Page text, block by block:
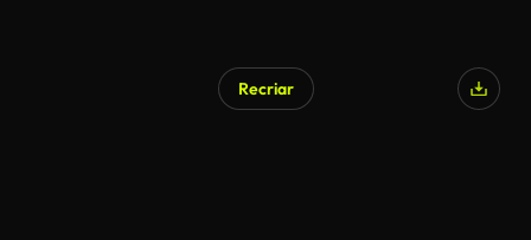
Recriar